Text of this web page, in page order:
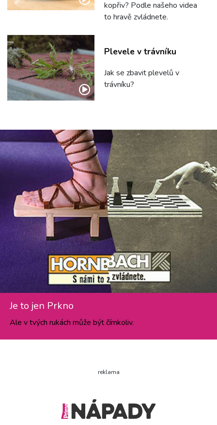
kopřiv? Podle našeho videa
to hravě zvládnete.
Plevele v trávníku
Jak se zbavit plevelů v
trávníku?
Je to jen Prkno
Ale v tvých rukách může být čímkoliv.
reklama